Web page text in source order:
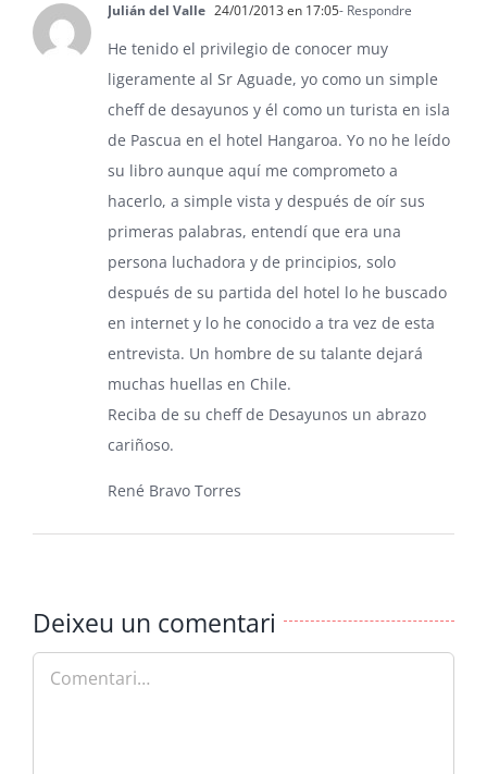
Julián del Valle 24/01/2013 en 17:05- Respondre
He tenido el privilegio de conocer muy
ligeramente al Sr Aguade, yo como un simple
cheff de desayunos y él como un turista en isla
de Pascua en el hotel Hangaroa. Yo no he leído
su libro aunque aquí me comprometo a
hacerlo, a simple vista y después de oír sus
primeras palabras, entendí que era una
persona luchadora y de principios, solo
después de su partida del hotel lo he buscado
en internet y lo he conocido a tra vez de esta
entrevista. Un hombre de su talante dejará
muchas huellas en Chile.
Reciba de su cheff de Desayunos un abrazo
cariñoso.
René Bravo Torres
Deixeu un comentari